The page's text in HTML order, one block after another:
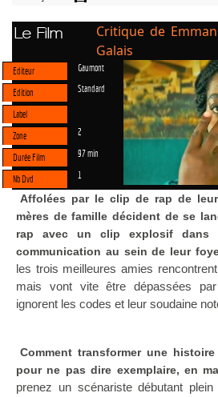
Le Film
Critique de
Galais
Editeur Gaumont
Edition Standard
Label
Zone
2
Durée Film 97 min
Nb Dvd 1
Affolées par le clip de rap de
mères de famille décident de se
rap avec un clip explosif
communication au sein de leur
les trois meilleures amies
mais vont vite être dépassées
ignorent les codes et leur soudaine
Comment transformer une
pour ne pas dire exemplaire, en
prenez un scénariste débutant